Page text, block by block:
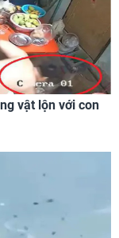
vật lộn với con